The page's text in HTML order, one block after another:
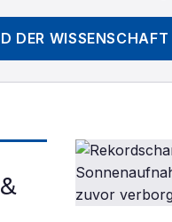
DER WISSENSCHAFT